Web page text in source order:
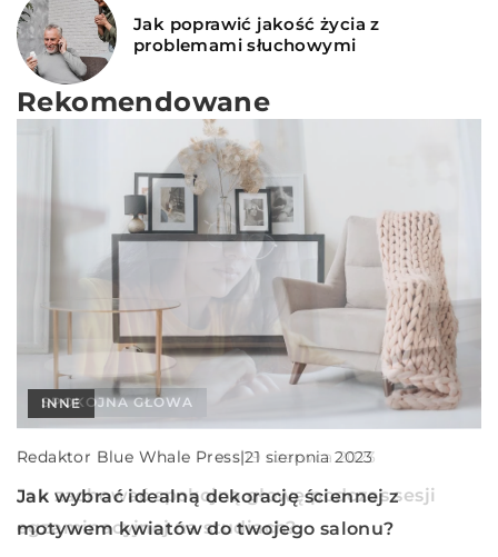
Jak poprawić jakość życia z
problemami słuchowymi
Rekomendowane
KULINARIA
Redaktor Blue Whale Press|20 lutego 2025
Jak dieta ketogeniczna może wpłynąć na Twoje
samopoczucie?
INNE
Redaktor Blue Whale Press|21 sierpnia 2023
Jak wybrać idealną dekorację ściennej z
motywem kwiatów do twojego salonu?
SPOKOJNA GŁOWA
Redaktor Blue Whale Press|19 czerwca 2023
Jak zachować spokojną głowę podczas sesji
egzaminacyjnej na studiach?